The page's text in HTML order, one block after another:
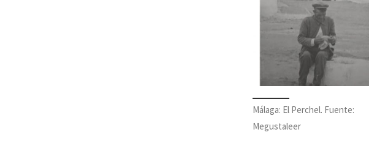
Málaga: El Perchel. Fuente:
Megustaleer